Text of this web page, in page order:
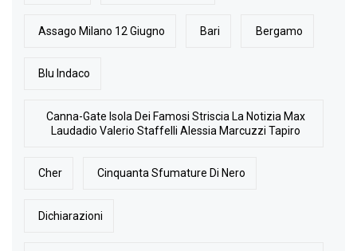
Assago Milano 12 Giugno Bari Bergamo
Blu Indaco
Canna-Gate Isola Dei Famosi Striscia La Notizia Max
Laudadio Valerio Staffelli Alessia Marcuzzi Tapiro
Cher Cinquanta Sfumature Di Nero
Dichiarazioni